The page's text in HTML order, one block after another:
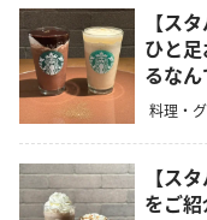
【ス
ひと
るな
料理・
【ス
をご